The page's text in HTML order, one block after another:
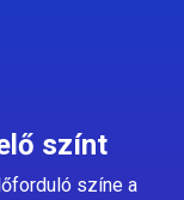
színt
színe a